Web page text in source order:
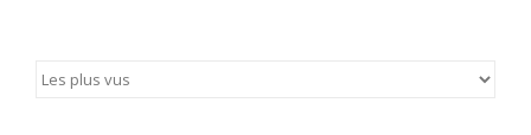
AIRSOFT